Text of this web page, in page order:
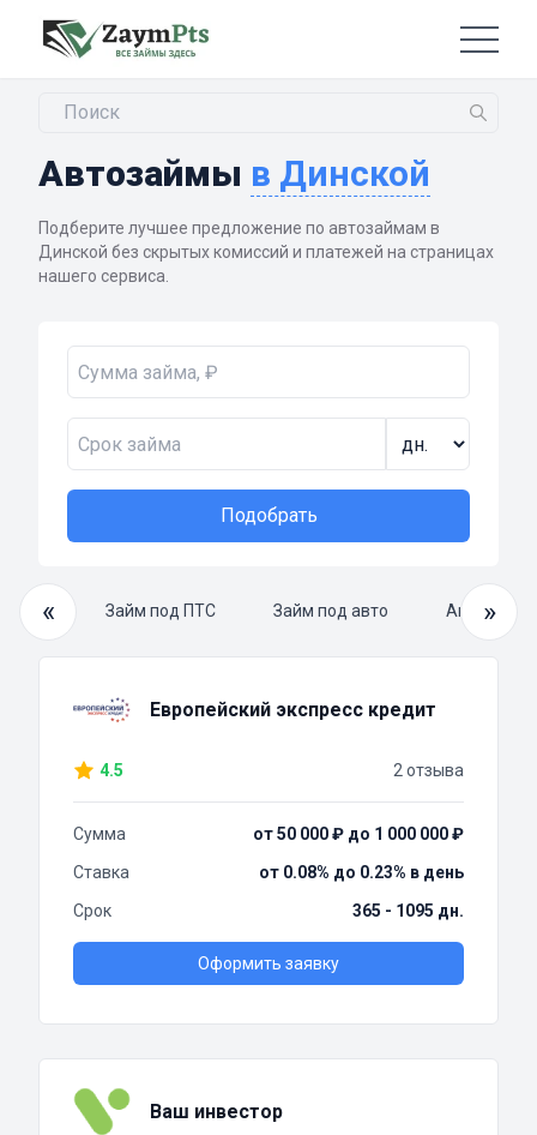
Автозаймы в Динской
Подберите лучшее предложение по автозаймам в
Динской без скрытых комиссий и платежей на страницах
нашего сервиса.
Подобрать
«
займ Займ под ПТС Займ под авто »
Европейский экспресс кредит
4.5 2 отзыва
Сумма
от 50 000 ₽ до 1 000 000 ₽
Ставка
от 0.08% до 0.23% в день
Срок
365 - 1095 дн.
Оформить заявку
Ваш инвестор